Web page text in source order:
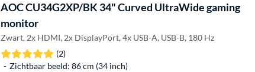
AOCCU34G2XP/BK 34" Curved UltraWide gaming
monitor
Zwart, 2x HDMI, 2x DisplayPort, 4x USB-A, USB-B, 180 Hz
(2)
Zichtbaar beeld: 86 cm (34 inch)